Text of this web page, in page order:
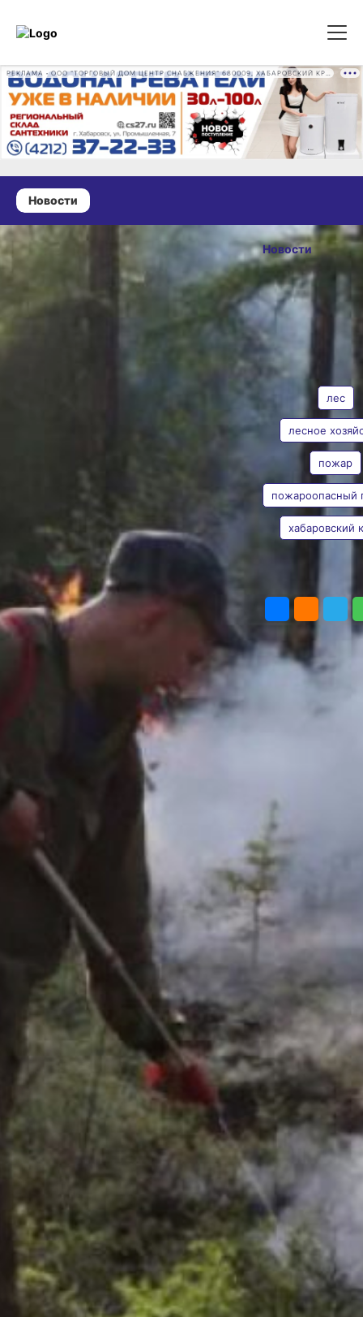
Новости
21 июля 2025 г., 17:57
Семеро
пожарных
борются
с огнём
Пресс-служба
министерства лесного
хозяйства и
лесопереработки
Хабаровского края
Возгорание площадью 95
га произошло в Аяно-
Майском районе, в 63 км
от села Аян, сообщает
пресс-служба
грозы. Семь сотрудников
при поддержке вертолета
ожидается до конца дня.
сезона в крае
зарегистрировано 114
пожаров. Выгоревшая
площадь — 64 тысячи га,
что не превышает
допустимые значения. В
прошлом году этот
показатель был превышен
ещё весной.
Ситуация с лесными
пожарами находится
под постоянным
контролем. За лесами
наблюдают с помощью
космического
рейды с беспилотниками.
В нескольких районах
края действует особый
противопожарный режим.
Запрещено разводить
костры, жечь траву
и проводить
пожароопасные работы.
Штрафы за нарушения
достигают двух
миллионов рублей. За
причинение ущерба
лесам предусмотрена
Новости
ОПУБЛИКОВАНО
21 июля 2025 г., 17:57
лес
лесное
пожар
пожароопасный
хабаровский